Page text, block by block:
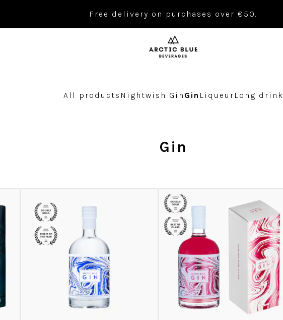
Free delivery on purchases over €50.
All products Nightwish Gin Gin Liqueur Long drink
Gin